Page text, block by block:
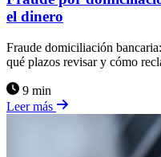
el dinero
Fraude domiciliación
qué plazos revisar y cómo
9 min
Leer más